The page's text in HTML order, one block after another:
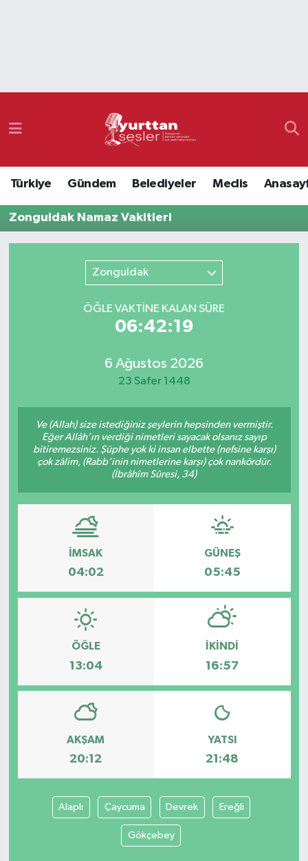
Türkiye Gündem Belediyeler Meclis
Zonguldak Namaz Vakitleri
Zonguldak
ÖĞLE VAKTİNE KALAN SÜRE
06:42:19
6 Ağustos 2026
23 Safer 1448
Ve (Allah) size istediğiniz şeylerin hepsinden vermiştir.
Eğer Allâh’ın verdiği nimetleri sayacak olsanız sayıp
bitiremezsiniz. Şüphe yok ki insan elbette (nefsine karşı)
çok zâlim, (Rabb’inin nimetlerine karşı) çok nankördür.
(İbrâhîm Sûresi, 34)
İMSAK
04:02
GÜNEŞ
05:45
ÖĞLE
13:04
İKINDI
16:57
AKŞAM
20:12
YATSI
21:48
Alaplı Çaycuma Devrek Ereğli
Gökçebey
Namaz Vakitleri
Süper Lig Puan Durumu ve Fikstür
Son Dakika Haberleri